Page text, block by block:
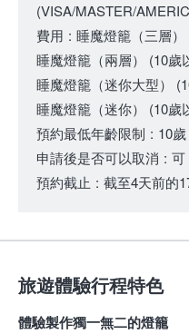
(VISA/MASTER/
費用 : 睡魔燈籠（三層）
睡魔燈籠（兩層） (10歲
睡魔燈籠（迷你大型）
睡魔燈籠（迷你） (10歲
預約最低年齡限制 : 10歲
申請後是否可以取消 : 可
預約截止 : 截至4天前的
旅遊體驗行程特色
體驗製作獨一無二的燈籠